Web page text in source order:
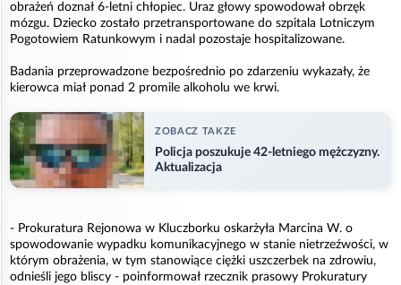
obrażeń doznał 6-letni chłopiec. Uraz głowy spowodował obrzęk
mózgu. Dziecko zostało przetransportowane do szpitala Lotniczym
Pogotowiem Ratunkowym i nadal pozostaje hospitalizowane.
Badania przeprowadzone bezpośrednio po zdarzeniu wykazały, że
kierowca miał ponad 2 promile alkoholu we krwi.
ZOBACZ TAKZE
Policja poszukuje 42-letniego mężczyzny.
Aktualizacja
- Prokuratura Rejonowa w Kluczborku oskarżyła Marcina W. o
spowodowanie wypadku komunikacyjnego w stanie nietrzeźwości, w
którym obrażenia, w tym stanowiące ciężki uszczerbek na zdrowiu,
odnieśli jego bliscy - poinformował rzecznik prasowy Prokuratury